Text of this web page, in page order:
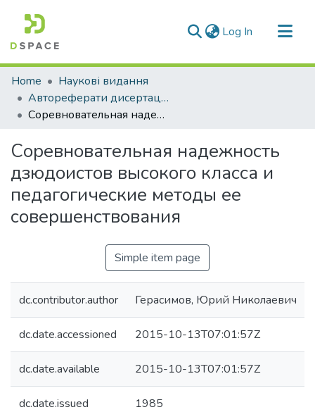
Log In (current)
Communities & Collections
All of DSpace
Statistics
Home
Наукові видання
Автореферати дисертацій
Соревновательная надежность дзюдоистов высокого класса и педагогические методы ее совершенствования
Соревновательная надежность
дзюдоистов высокого класса и
педагогические методы ее
совершенствования
Simple item page
dc.contributor.author Герасимов, Юрий Николаевич
dc.date.accessioned 2015-10-13T07:01:57Z
dc.date.available 2015-10-13T07:01:57Z
dc.date.issued 1985